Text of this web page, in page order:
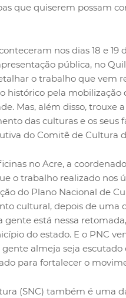
que quiserem possam
nos dias 18 e
pública, no
o trabalho que vem
pela mobilização
Mas, além disso, trouxe
das culturas e os seus
do Comitê de Cultura
no Acre, a
o trabalho realizado nos
do Plano Nacional de
cultural, depois de uma
gente está nessa
do estado. E o PNC
almeja seja
para fortalecer o
(SNC) também é uma